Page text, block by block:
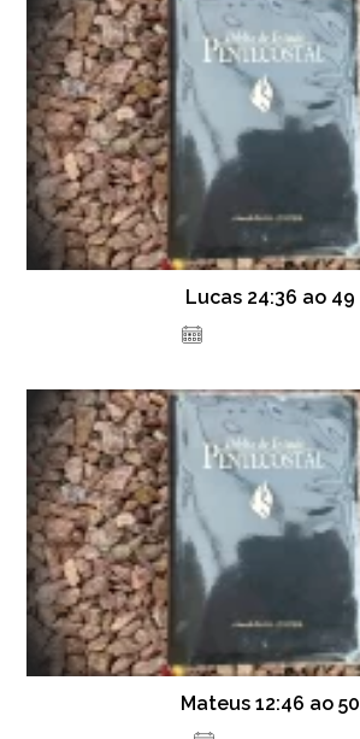
Lucas 24:36 ao 49
Mateus 12:46 ao 50